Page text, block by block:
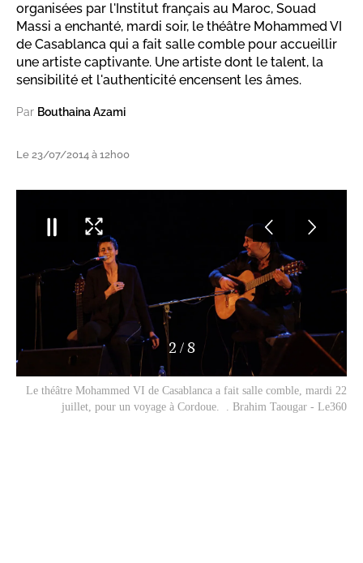
organisées par l'Institut français au Maroc, Souad
Massi a enchanté, mardi soir, le théâtre Mohammed VI
de Casablanca qui a fait salle comble pour accueillir
une artiste captivante. Une artiste dont le talent, la
sensibilité et l'authenticité encensent les âmes.
Par Bouthaina Azami
Le 23/07/2014 à 12h00
2 /8
Le théâtre Mohammed VI de Casablanca a fait salle comble, mardi 22
juillet, pour un voyage à Cordoue. . Brahim Taougar - Le360